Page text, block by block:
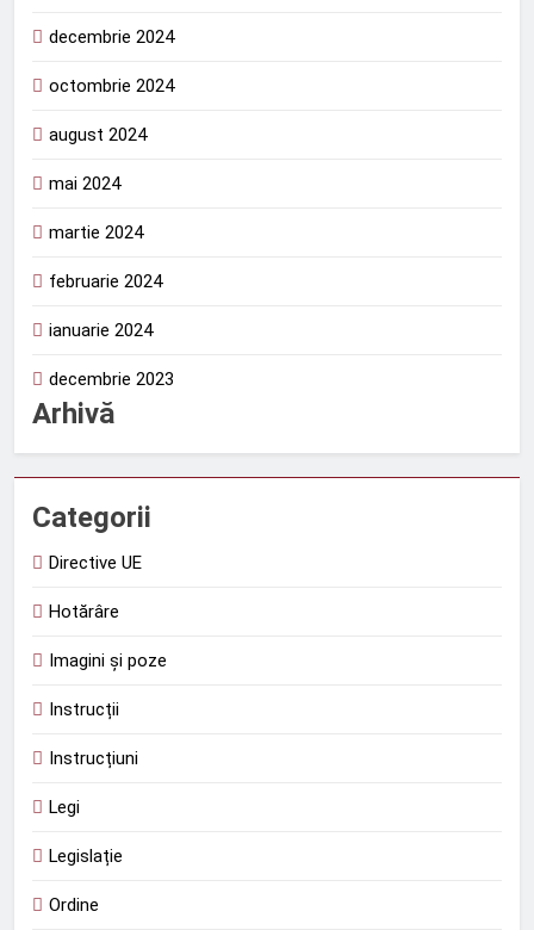
decembrie 2024
octombrie 2024
august 2024
mai 2024
martie 2024
februarie 2024
ianuarie 2024
decembrie 2023
Arhivă
Categorii
Directive UE
Hotărâre
Imagini și poze
Instrucții
Instrucțiuni
Legi
Legislație
Ordine